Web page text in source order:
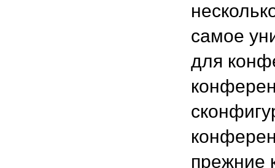
самое
для
прежние